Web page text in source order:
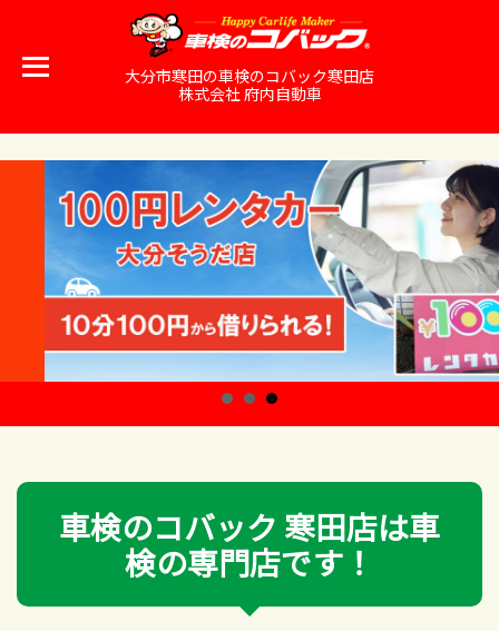
大分市寒田の車検のコバック寒田店
株式会社 府内自動車
車検のコバック 寒田店は車
検の専門店です！